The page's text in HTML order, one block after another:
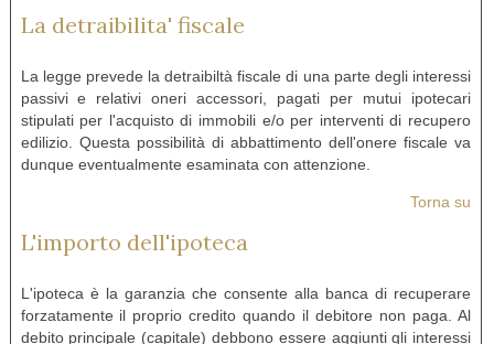
La detraibilita' fiscale
La legge prevede la detraibiltà fiscale di una parte degli interessi
passivi e relativi oneri accessori, pagati per mutui ipotecari
stipulati per l'acquisto di immobili e/o per interventi di recupero
edilizio. Questa possibilità di abbattimento dell'onere fiscale va
dunque eventualmente esaminata con attenzione.
Torna su
L'importo dell'ipoteca
L'ipoteca è la garanzia che consente alla banca di recuperare
forzatamente il proprio credito quando il debitore non paga. Al
debito principale (capitale) debbono essere aggiunti gli interessi